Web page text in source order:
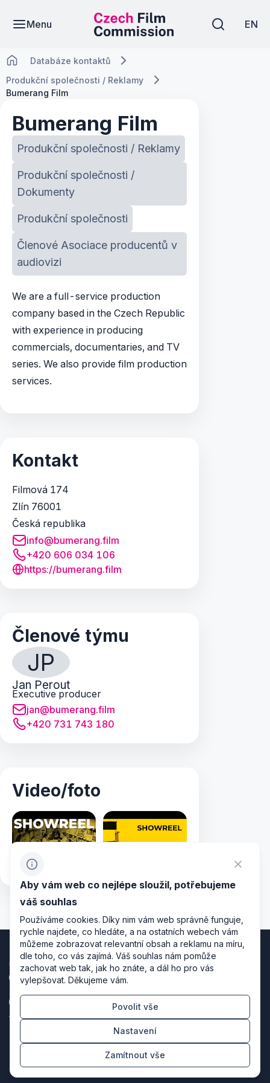
Menu EN
Databáze kontaktů
Produkční společnosti / Reklamy
Bumerang Film
Bumerang Film
Produkční společnosti / Reklamy
Produkční společnosti /
Dokumenty
Produkční společnosti
Členové Asociace producentů v
audiovizi
We are a full-service production
company based in the Czech Republic
with experience in producing
commercials, documentaries, and TV
series. We also provide film production
services.
Kontakt
Filmová 174
Zlín 76001
Česká republika
info@bumerang.film
+420 606 034 106
https://bumerang.film
Členové týmu
JP
Jan Perout
Executive producer
jan@bumerang.film
+420 731 743 180
Video/foto
Zásady zpracování osobních údajů
Nastavení cookies
Režiséři designu & producenti kódu
Aby vám web co nejlépe sloužil, potřebujeme
váš souhlas
Používáme cookies. Díky nim vám web správně funguje,
rychle najdete, co hledáte, a na ostatních webech vám
můžeme zobrazovat relevantní obsah a reklamu na míru,
dle toho, co vás zajímá. Váš souhlas nám pomůže
zachovat web tak, jak ho znáte, a dál ho pro vás
vylepšovat. Děkujeme vám.
Povolit vše
Nastavení
Zamítnout vše